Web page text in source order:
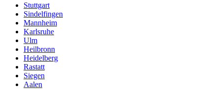
Stuttgart
Sindelfingen
Mannheim
Karlsruhe
Ulm
Heilbronn
Heidelberg
Rastatt
Siegen
Aalen